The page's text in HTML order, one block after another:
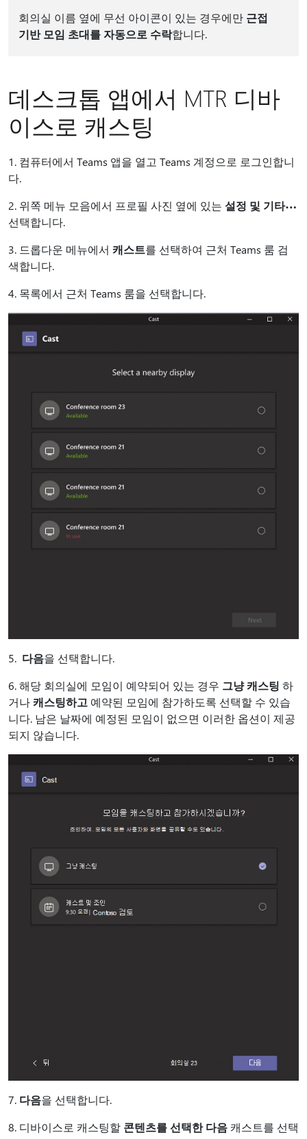
회의실 이름 옆에 무선 아이콘이 있는 경우에만 근접
기반 모임 초대를 자동으로 수락합니다.
데스크톱 앱에서 MTR 디바
이스로 캐스팅
1. 컴퓨터에서 Teams 앱을 열고 Teams 계정으로 로그인합니
다.
2. 위쪽 메뉴 모음에서 프로필 사진 옆에 있는 설정 및 기타
선택합니다.
3. 드롭다운 메뉴에서 캐스트를 선택하여 근처 Teams 룸 검
색합니다.
4. 목록에서 근처 Teams 룸을 선택합니다.
5. 다음을 선택합니다.
6. 해당 회의실에 모임이 예약되어 있는 경우 그냥 캐스팅 하
거나캐스팅하고 예약된 모임에 참가하도록 선택할 수 있습
니다. 남은 날짜에 예정된 모임이 없으면 이러한 옵션이 제공
되지 않습니다.
7. 다음을 선택합니다.
8. 디바이스로 캐스팅할 콘텐츠를 선택한 다음 캐스트를 선택